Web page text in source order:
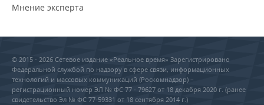
Мнение эксперта
© 2015 - 2026 Сетевое издание «Реальное время» Зарегистрировано
Федеральной службой по надзору в сфере связи, информационных
технологий и массовых коммуникаций (Роскомнадзор) –
регистрационный номер ЭЛ № ФС 77 - 79627 от 18 декабря 2020 г. (ранее
свидетельство Эл № ФС 77-59331 от 18 сентября 2014 г.)